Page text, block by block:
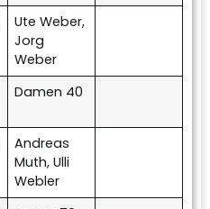
Ute Weber,
Jorg
Weber
Damen 40
Andreas
Muth, Ulli
Webler